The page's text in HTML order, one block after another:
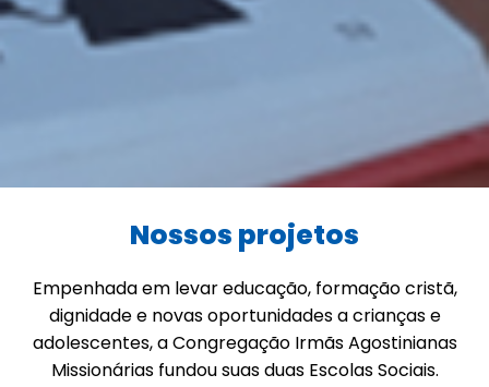
Nossos projetos
Empenhada em levar educação, formação cristã,
dignidade e novas oportunidades a crianças e
adolescentes, a Congregação Irmãs Agostinianas
Missionárias fundou suas duas Escolas Sociais.